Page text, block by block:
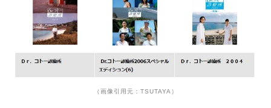
（画像引用元：TSUTAYA）